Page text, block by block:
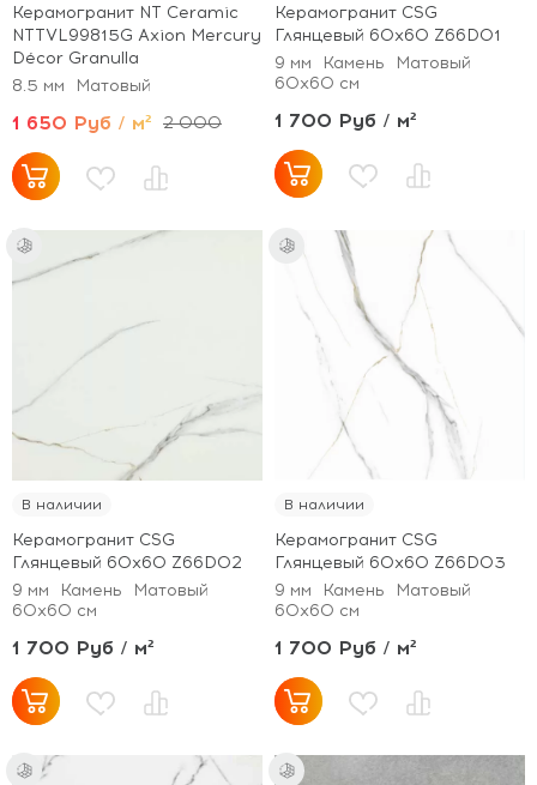
Керамогранит NT Ceramic
NTTVL99815G Axion Mercury
Décor Granulla
8.5 мм
Матовый
1 650 Руб / м² 2 000
Керамогранит CSG
Глянцевый 60x60 Z66D01
9 мм
Камень
Матовый
60x60 см
1 700 Руб / м²
В наличии
Керамогранит CSG
Глянцевый 60x60 Z66D02
9 мм
Камень
Матовый
60x60 см
1 700 Руб / м²
В наличии
Керамогранит CSG
Глянцевый 60x60 Z66D03
9 мм
Камень
Матовый
60x60 см
1 700 Руб / м²